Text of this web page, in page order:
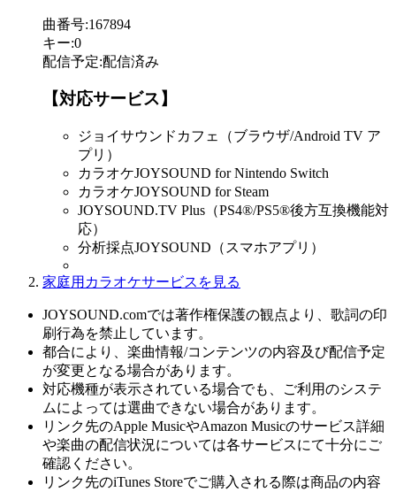
曲番号:167894
キー:0
配信予定:配信済み
【対応サービス】
ジョイサウンドカフェ（ブラウザ/Android TV ア
プリ）
カラオケJOYSOUND for Nintendo Switch
カラオケJOYSOUND for Steam
JOYSOUND.TV Plus（PS4®/PS5®後方互換機能対
応）
分析採点JOYSOUND（スマホアプリ）
家庭用カラオケサービスを見る
JOYSOUND.comでは著作権保護の観点より、歌詞の印
刷行為を禁止しています。
都合により、楽曲情報/コンテンツの内容及び配信予定
が変更となる場合があります。
対応機種が表示されている場合でも、ご利用のシステ
ムによっては選曲できない場合があります。
リンク先のApple MusicやAmazon Musicのサービス詳細
や楽曲の配信状況については各サービスにて十分にご
確認ください。
リンク先のiTunes Storeでご購入される際は商品の内容